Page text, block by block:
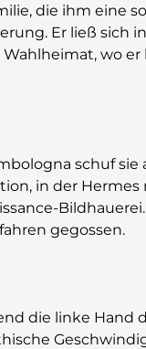
die ihm eine
Er ließ sich
wo er
schuf sie
in der Hermes
gegossen.
die linke Hand